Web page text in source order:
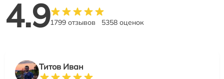
4.91799 отзывов 5358 оценок
Титов Иван